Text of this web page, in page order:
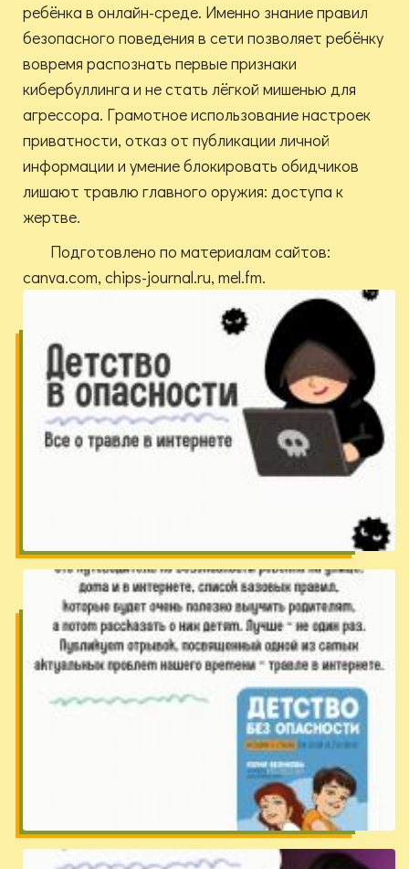
ребёнка в онлайн-среде. Именно знание правил
безопасного поведения в сети позволяет ребёнку
вовремя распознать первые признаки
кибербуллинга и не стать лёгкой мишенью для
агрессора. Грамотное использование настроек
приватности, отказ от публикации личной
информации и умение блокировать обидчиков
лишают травлю главного оружия: доступа к
жертве.
Подготовлено по материалам сайтов:
canva.com, chips-journal.ru, mel.fm.